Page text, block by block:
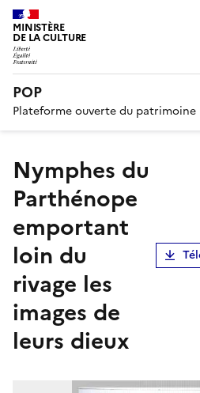
MINISTÈRE
DE LA CULTURE
POP
Plateforme ouverte du patrimoine
Nymphes du
Parthénope
emportant
loin du
rivage les
images de
leurs dieux